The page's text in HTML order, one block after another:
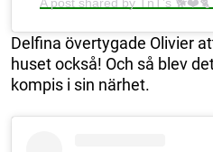
A post shared by TnT’s
Delfina övertygade Olivier
huset också! Och så blev
kompis i sin närhet.